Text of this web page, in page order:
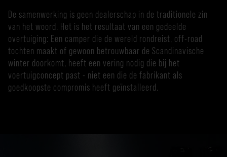
De samenwerking is geen dealerschap in de traditionele zin
van het woord. Het is het resultaat van een gedeelde
overtuiging: Een camper die de wereld rondreist, off-road
tochten maakt of gewoon betrouwbaar de Scandinavische
winter doorkomt, heeft een vering nodig die bij het
voertuigconcept past - niet een die de fabrikant als
goedkoopste compromis heeft geïnstalleerd.